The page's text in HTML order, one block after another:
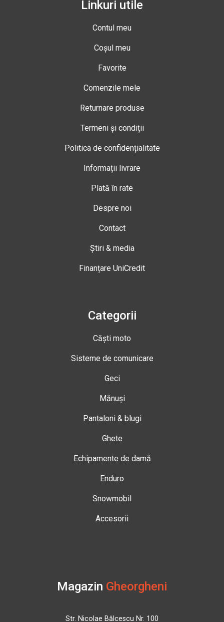
Linkuri utile
Contul meu
Coșul meu
Favorite
Comenzile mele
Returnare produse
Termeni și condiții
Politica de confidențialitate
Informații livrare
Plată în rate
Despre noi
Contact
Știri & media
Finanțare UniCredit
Categorii
Căști moto
Sisteme de comunicare
Geci
Mănuși
Pantaloni & blugi
Ghete
Echipamente de damă
Enduro
Snowmobil
Accesorii
Magazin Gheorgheni
Str. Nicolae Bălcescu Nr. 100